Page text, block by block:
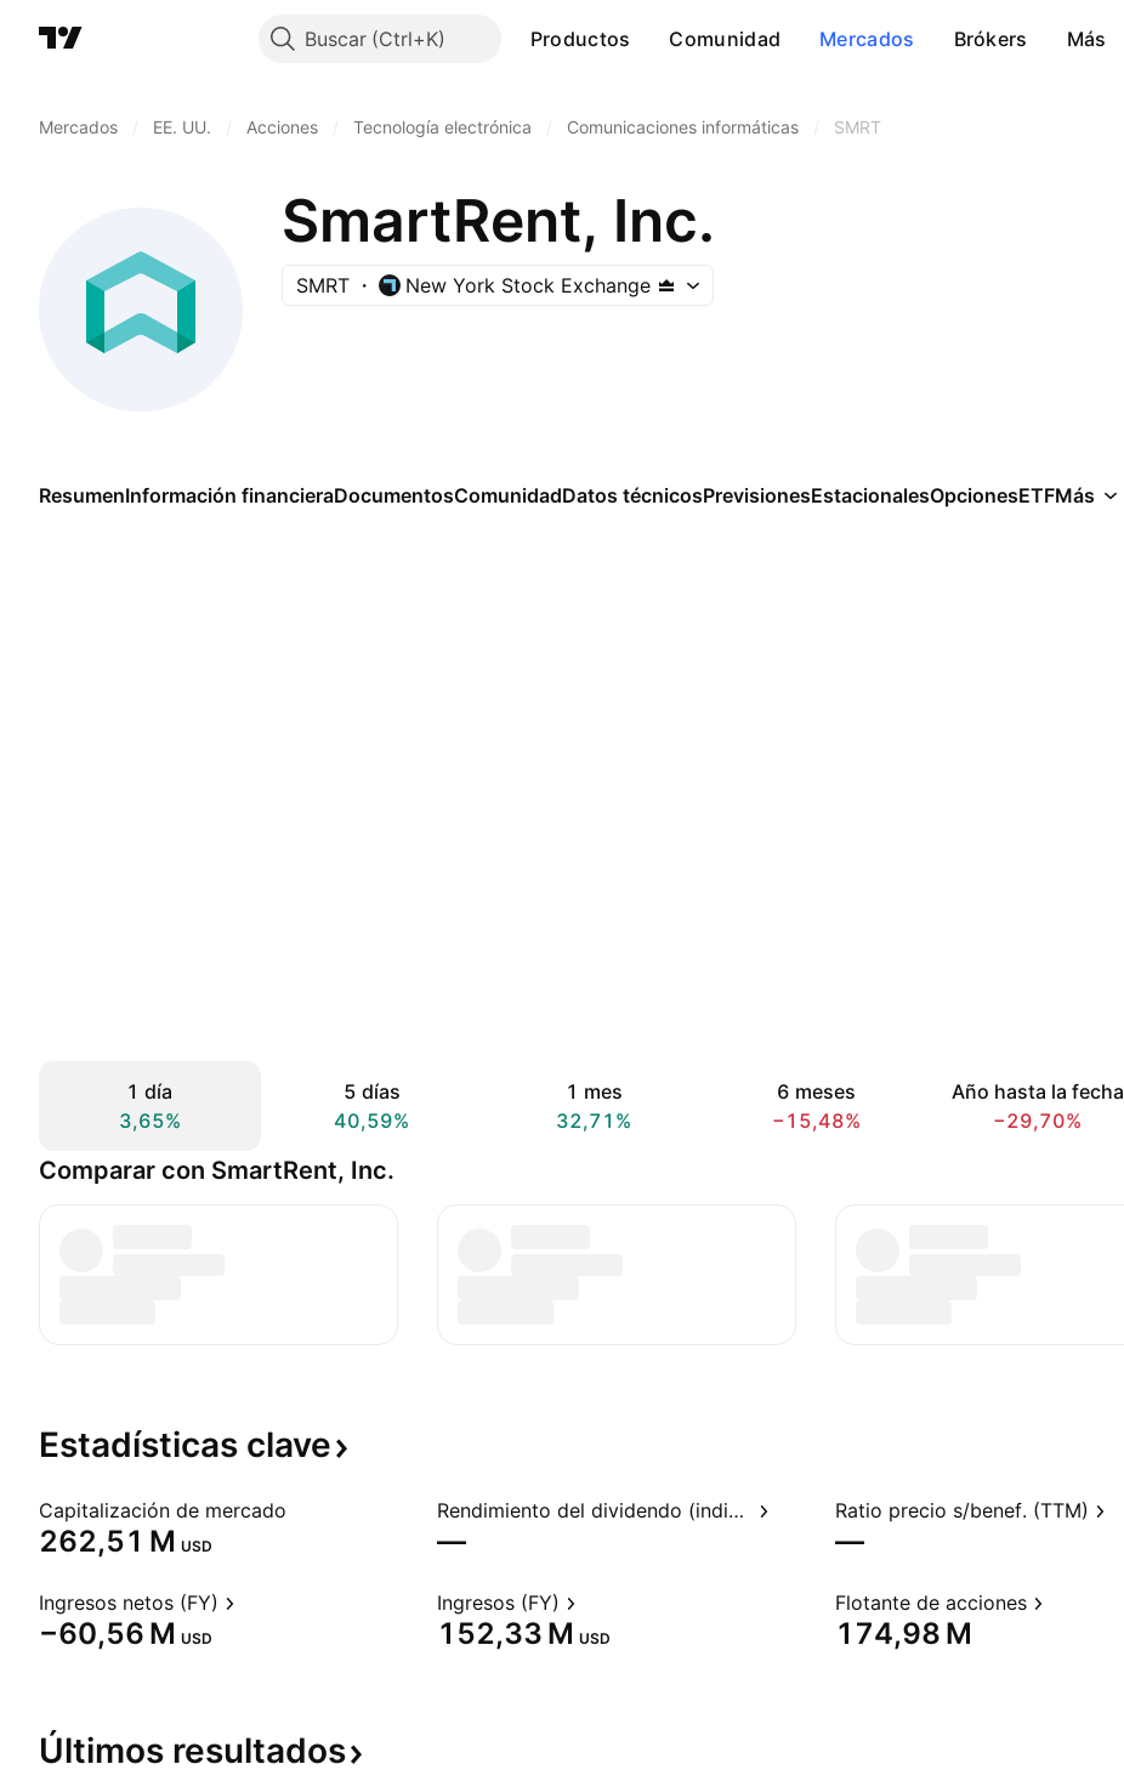
Buscar Productos Comunidad Mercados Brókers Más
Mercados EE. UU. Acciones Tecnología electrónica Comunicaciones informáticas SMRT
SmartRent, Inc.
SMRT New York Stock Exchange
ResumenInformación financieraDocumentosComunidadDatos técnicosPrevisionesEstacionalesOpcionesETFMás
1 día
3,65%
5 días
40,59%
1 mes
32,71%
6 meses
−15,48%
Año hasta la fecha
−29,70%
Comparar con SmartRent, Inc.
Estadísticas clave
Capitalización de mercado
‪262,51 M‬ USD
Rendimiento del dividendo (indicado)
—
Ratio precio s/benef. (TTM)
—
Ingresos netos (FY)
‪−60,56 M‬ USD
Ingresos (FY)
‪152,33 M‬ USD
Flotante de acciones
‪174,98 M‬
Últimos resultados